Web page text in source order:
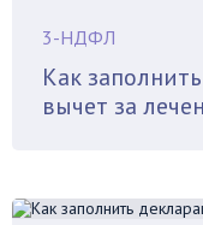
3-НДФЛ
Как
вычет за